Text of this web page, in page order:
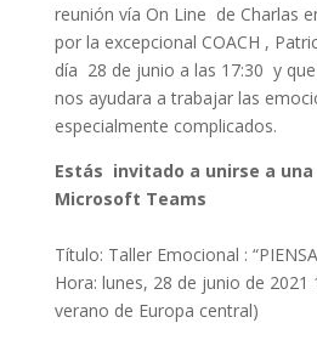
reunión vía On Line de Charlas
por la excepcional COACH ,
día 28 de junio a las 17:30 y
nos ayudara a trabajar las
especialmente complicados.
Estás invitado a unirse a una
Microsoft Teams
Título: Taller Emocional :
Hora: lunes, 28 de junio de 2021
verano de Europa central)